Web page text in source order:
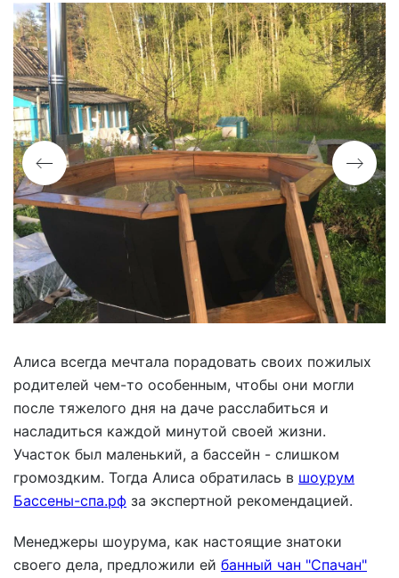
Алиса всегда мечтала порадовать своих пожилых
родителей чем-то особенным, чтобы они могли
после тяжелого дня на даче расслабиться и
насладиться каждой минутой своей жизни.
Участок был маленький, а бассейн - слишком
громоздким. Тогда Алиса обратилась в шоурум
Бассены-спа.рф за экспертной рекомендацией.
Менеджеры шоурума, как настоящие знатоки
своего дела, предложили ей банный чан "Спачан"